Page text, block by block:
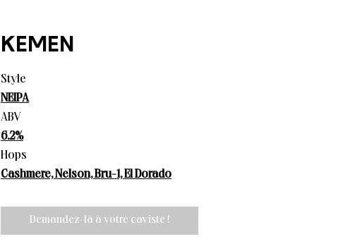
KEMEN
Style
NEIPA
ABV
6.2%
Hops
Cashmere, Nelson, Bru-1, El Dorado
Demandez-là à votre caviste !